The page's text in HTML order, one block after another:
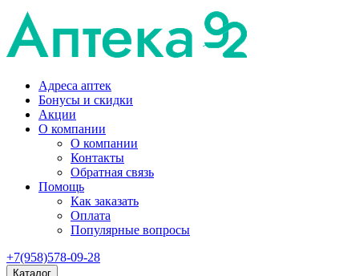
Адреса аптек
Бонусы и скидки
Акции
О компании
О компании
Контакты
Обратная связь
Помощь
Как заказать
Оплата
Популярные вопросы
+7(958)578-09-28
Каталог